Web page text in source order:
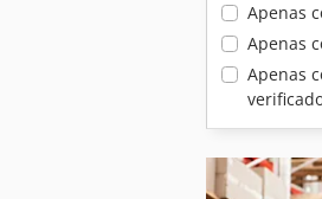
Apenas
Apenas
Apenas